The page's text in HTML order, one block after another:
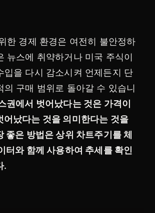
한 경제 환경은 여전히 불안정하
뉴스에 취약하거나 미국 주식이
입을 다시 감소시켜 언제든지 단
의 구매 범위로 돌아갈 수 있습니
권에서 벗어났다는 것은 가격이
어났다는 것을 의미한다는 것을
좋은 방법은 상위 차트주기를 체
터와 함께 사용하여 추세를 확인
.